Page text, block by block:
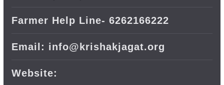
Farmer Help Line- 6262166222
Email: info@krishakjagat.org
Website: